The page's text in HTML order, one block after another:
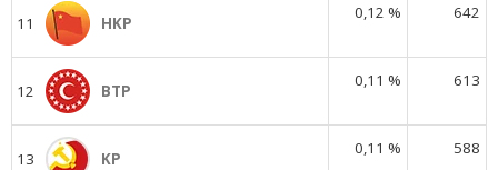
11 HKP
0,12 % 642
12 BTP
0,11 % 613
13 KP
0,11 % 588